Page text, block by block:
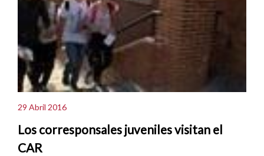
29 Abril 2016
Los corresponsales juveniles visitan el
CAR